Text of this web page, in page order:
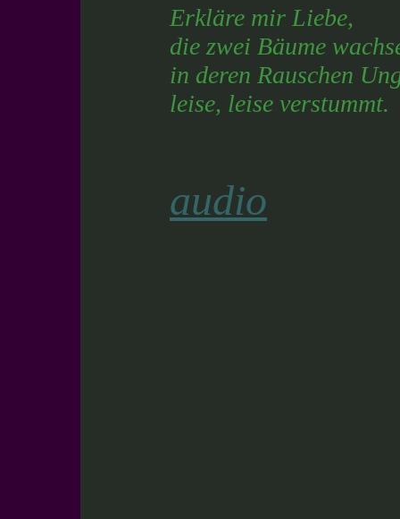
Erkläre mir Liebe,
die zwei Bäume
in deren Rauschen
leise, leise verstummt.
audio